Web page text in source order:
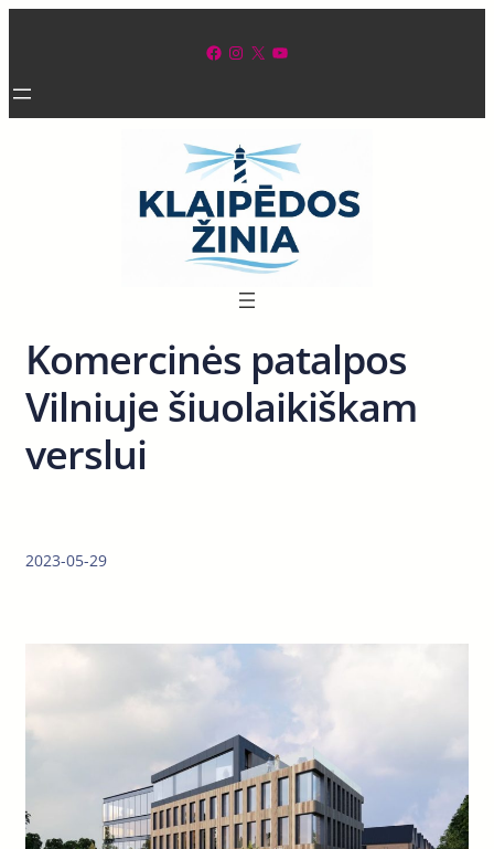
Facebook Instagram X YouTube
Komercinės patalpos
Vilniuje šiuolaikiškam
verslui
2023-05-29